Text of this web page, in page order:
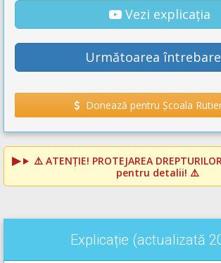
Vezi explicația
Următoarea
Donează pentru Școala
⚠️ ATENȚIE! PROTEJAREA
pentru detalii! ⚠️
Explicație (actualizată